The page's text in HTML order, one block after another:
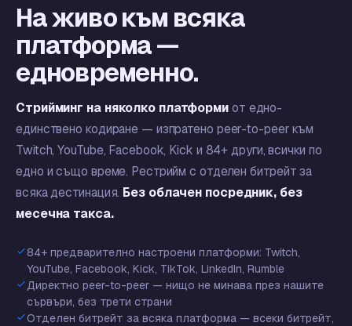
На живо към всяка
платформа —
едновременно.
Стрийминг на няколко платформиот едно-
единствено кодиране — изпратено peer-to-peer към
Twitch, YouTube, Facebook, Kick и 84+ други, всички по
едно и също време. Рестрийм с отделен битрейт за
всяка дестинация. Без облачен посредник, без
месечна такса.
84+ предварително настроени платформи: Twitch,
YouTube, Facebook, Kick, TikTok, LinkedIn, Rumble
Директно peer-to-peer — нищо не минава през нашите
сървъри, без трети страни
Отделен битрейт за всяка платформа — всеки битрейт,